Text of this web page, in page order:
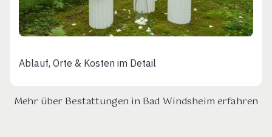
Ablauf, Orte & Kosten im Detail
Mehr über Bestattungen in Bad Windsheim erfahren